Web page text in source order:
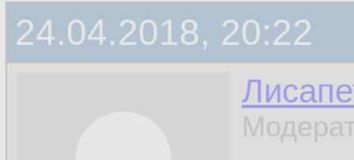
24.04.2018, 20:22